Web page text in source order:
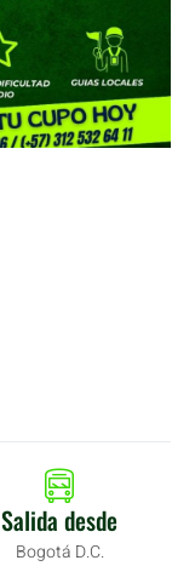
Salida desde
Bogotá D.C.